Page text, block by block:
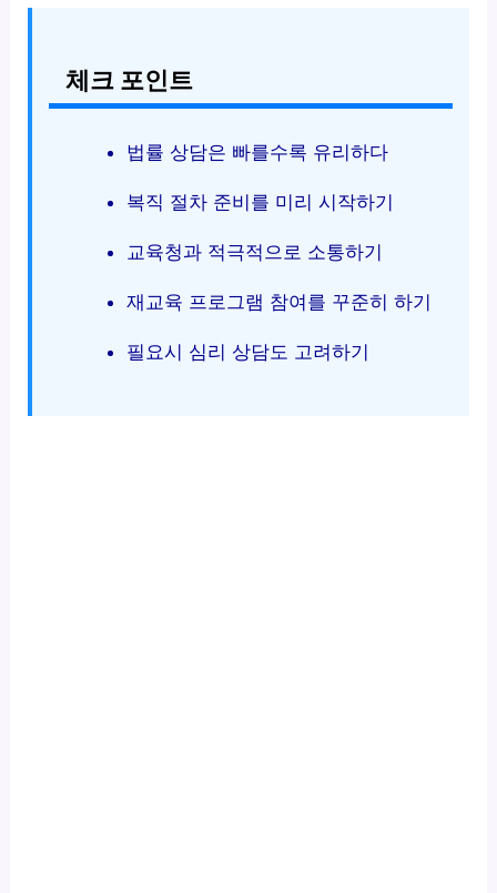
체크 포인트
법률 상담은 빠를수록 유리하다
복직 절차 준비를 미리 시작하기
교육청과 적극적으로 소통하기
재교육 프로그램 참여를 꾸준히 하기
필요시 심리 상담도 고려하기